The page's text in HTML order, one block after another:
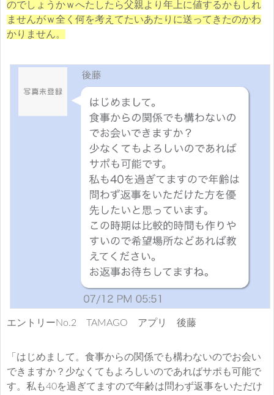
のでしょうかｗへたしたら父親より年上に値するかもしれ
ませんがｗ全く何を考えてたいあたりに送ってきたのかわ
かりません。
エントリーNo.2 TAMAGO アプリ 後藤
「はじめまして。食事からの関係でも構わないのでお会い
できますか？少なくてもよろしいのであればサポも可能で
す。私も40を過ぎてますので年齢は問わず返事をいただけ